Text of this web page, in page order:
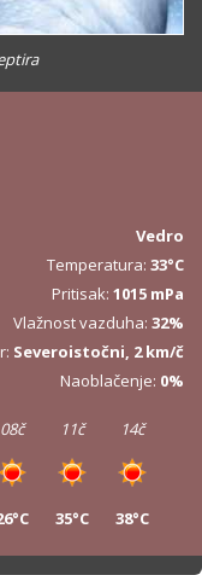
Vedro
Temperatura: 33°C
Pritisak: 1015 mPa
Vlažnost vazduha: 32%
Severoistočni, 2 km/č
Naoblačenje: 0%
08č 11č
35°C
14č
38°C